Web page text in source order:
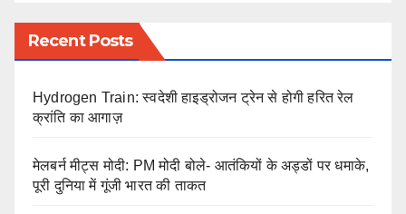
Recent Posts
Hydrogen Train: स्वदेशी हाइड्रोजन ट्रेन से होगी हरित रेल
क्रांति का आगाज़
मेलबर्न मीट्स मोदी: PM मोदी बोले- आतंकियों के अड्डों पर धमाके,
पूरी दुनिया में गूंजी भारत की ताकत